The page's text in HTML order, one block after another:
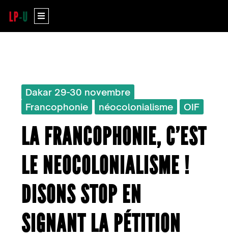
au
Menu
Dakar 29-30 novembre
Francophonie
néocolonialisme OIF
LA FRANCOPHONIE, C’EST
LE NEOCOLONIALISME !
DISONS STOP EN
SIGNANT LA PÉTITION